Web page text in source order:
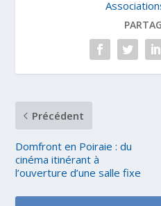
Précédent
Domfront en Poiraie : du
cinéma itinérant à
l’ouverture d’une salle fixe